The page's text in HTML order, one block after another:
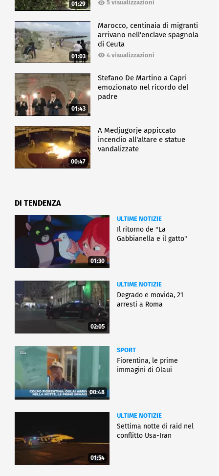
01:29 5 visualizzazioni
01:03
Marocco, centinaia di migranti
arrivano nell'enclave spagnola
di Ceuta
4 visualizzazioni
01:43
Stefano De Martino a Capri
emozionato nel ricordo del
padre
00:47
A Medjugorje appiccato
incendio all'altare e statue
vandalizzate
DI TENDENZA
01:30
ULTIME NOTIZIE
Il ritorno de "La
Gabbianella e il gatto"
02:05
ULTIME NOTIZIE
Degrado e movida, 21
arresti a Roma
00:48
SPORT
Fiorentina, le prime
immagini di Olaui
01:54
ULTIME NOTIZIE
Settima notte di raid nel
conflitto Usa-Iran